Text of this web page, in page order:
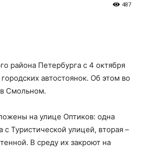
487
района Петербурга с 4 октября
автостоянок. Об этом во
Смольном.
на улице Оптиков: одна
с Туристической улицей, вторая –
В среду их закроют на